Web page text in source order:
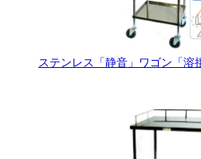
ステンレス「静音」ワゴン「溶